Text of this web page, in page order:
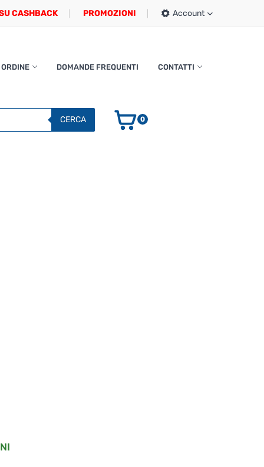
CASHBACK PROMOZIONI Account
DOMANDE FREQUENTI CONTATTI
CERCA 0